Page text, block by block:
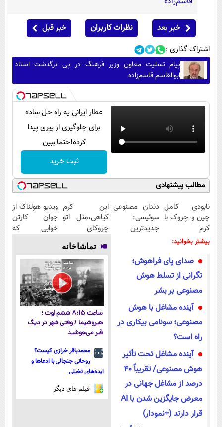
خبر بعد نظرات کاربران خبر قبل
اشتراک گذاری :
پیام تسلیت معاون وزیر فرهنگ در پی درگذشت استاد
ابوالقاسم قاسم‌زاده
عطار ایرانی یه راه حل ساده
برای جلوگیری از پیری پیدا
کرده!حتما ببین
ثبت خرید
مطالب پیشنهادی
نابودی کامل
چین و چروک با
کرم
آلمانی۴۰٪تخفیف
دندان مصنوعی
سوئیسی:
جدیدترین
پرداخت قسطی
این کرم
گیاهی،مثل اتو
چروکای
پوستتوصاف
میکنه!50%تخفیف
ویدیو هولناک از
جوان کارتن
خوابی که
بیشتر بخوانید:
صدای پای فراهوش؛
نگرانی از تسلط هوش
مصنوعی بر بشر
آینده مشاغل با هوش
مصنوعی؛ سونامی بیکاری در
راه است؟
آینده مشاغل تحت تأثیر
هوش مصنوعی/ تقریباً ۴۰
درصد از مشاغل جهانی در
معرض جایگزین شدن با AI
قرار دارند (+نمودار)
تماشاخانه
ساعت ۸:۱۵ ششم اوت ؛
هیروشیما / وقتی شهر در دیگ
قیر می‌جوشید
محمدباقر خرازی کیست؟
روحانی جنجالی با ادعاها و
ایده‌های تخیلی
فیلم های دیگر